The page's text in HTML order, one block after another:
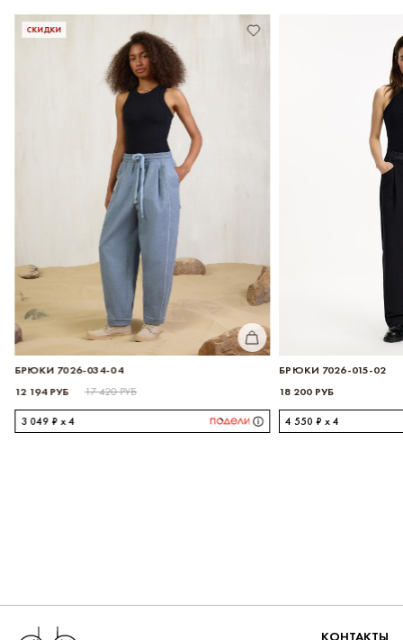
КУПИТЬ
СКИДКИ
БРЮКИ 7026-034-04
12 194 РУБ
17 420 РУБ
3 049 ₽ x 4
БРЮКИ 7026-015-02
18 200 РУБ
4 550 ₽ x 4
Перейти на главную КОНТАКТЫ